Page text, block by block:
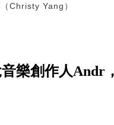
Christy Yang）
樂創作人Andr